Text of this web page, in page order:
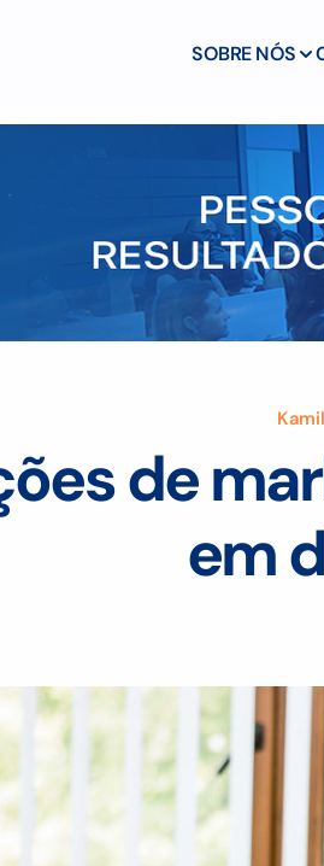
SOBRE NÓS
de
em